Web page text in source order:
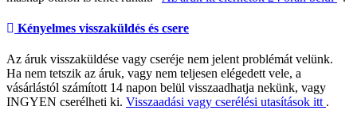
Kényelmes visszaküldés és csere
Az áruk visszaküldése vagy cseréje nem jelent problémát velünk.
Ha nem tetszik az áruk, vagy nem teljesen elégedett vele, a
vásárlástól számított 14 napon belül visszaadhatja nekünk, vagy
INGYEN cserélheti ki. Visszaadási vagy cserélési utasítások itt .